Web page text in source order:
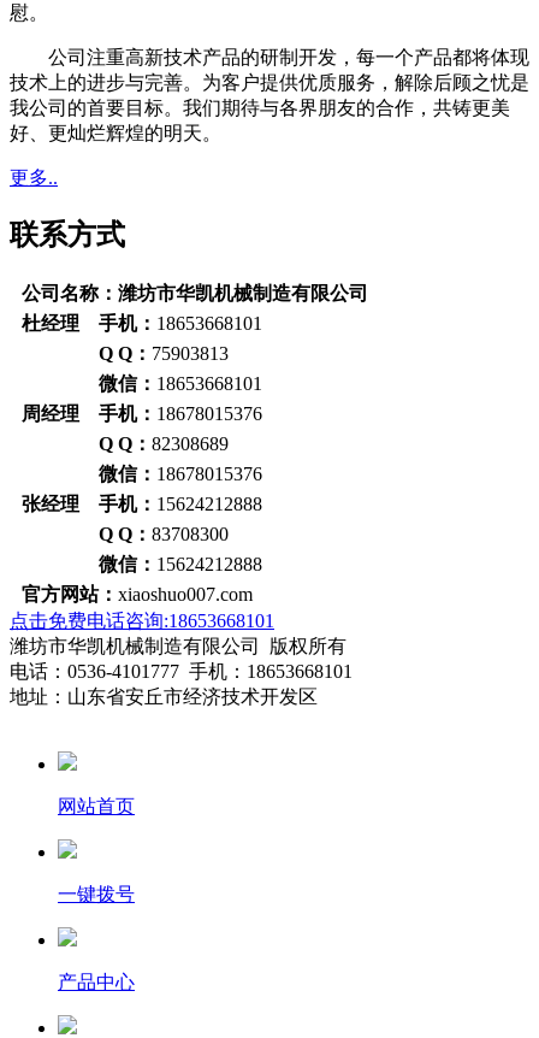
慰。
公司注重高新技术产品的研制开发，每一个产品都将体现
技术上的进步与完善。为客户提供优质服务，解除后顾之忧是
我公司的首要目标。我们期待与各界朋友的合作，共铸更美
好、更灿烂辉煌的明天。
更多..
联系方式
公司名称：潍坊市华凯机械制造有限公司
杜经理 手机： 18653668101
Q Q： 75903813
微信： 18653668101
周经理 手机： 18678015376
Q Q： 82308689
微信： 18678015376
张经理 手机： 15624212888
Q Q： 83708300
微信： 15624212888
官方网站： xiaoshuo007.com
点击免费电话咨询:18653668101
潍坊市华凯机械制造有限公司 版权所有
电话：0536-4101777 手机：18653668101
地址：山东省安丘市经济技术开发区
网站首页
一键拨号
产品中心